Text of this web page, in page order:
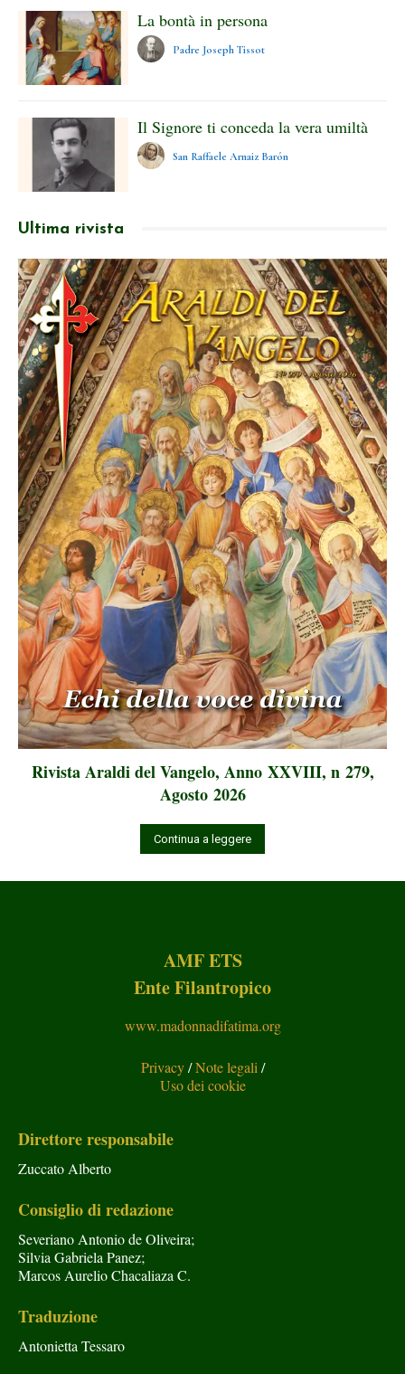
La bontà in persona
Padre Joseph Tissot
Il Signore ti conceda la vera umiltà
San Raffaele Arnaiz Barón
Ultima rivista
Rivista Araldi del Vangelo, Anno XXVIII, n 279,
Agosto 2026
Continua a leggere
AMF ETS
Ente Filantropico
www.madonnadifatima.org
Privacy/Note legali /
Uso dei cookie
Direttore responsabile
Zuccato Alberto
Consiglio di redazione
Severiano Antonio de Oliveira;
Silvia Gabriela Panez;
Marcos Aurelio Chacaliaza C.
Traduzione
Antonietta Tessaro